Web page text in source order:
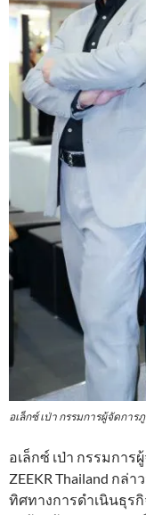
อเล็กซ์ เป่า กรรมการผู้จัดการ
อเล็กซ์ เป่า กรรมการ
ZEEKR Thailand กล่า
ทิศทางการดำเนินธุร